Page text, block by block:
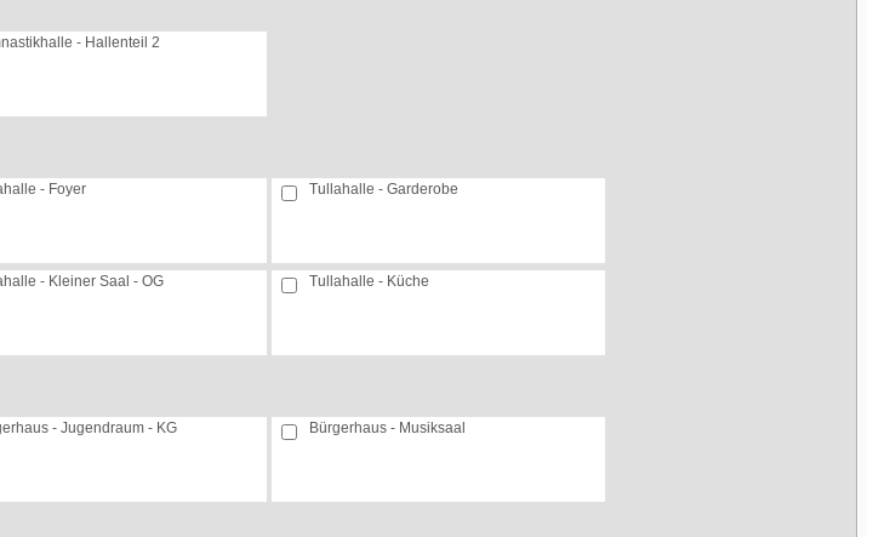
- Hallenteil 2
- Foyer Tullahalle - Garderobe
- Kleiner Saal - OG Tullahalle - Küche
- Jugendraum - KG Bürgerhaus - Musiksaal